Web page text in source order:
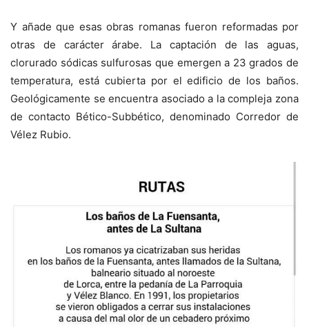
Y añade que esas obras romanas fueron reformadas por
otras de carácter árabe. La captación de las aguas,
clorurado sódicas sulfurosas que emergen a 23 grados de
temperatura, está cubierta por el edificio de los baños.
Geológicamente se encuentra asociado a la compleja zona
de contacto Bético-Subbético, denominado Corredor de
Vélez Rubio.